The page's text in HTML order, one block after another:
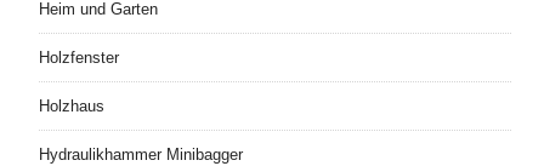
Heim und Garten
Holzfenster
Holzhaus
Hydraulikhammer Minibagger